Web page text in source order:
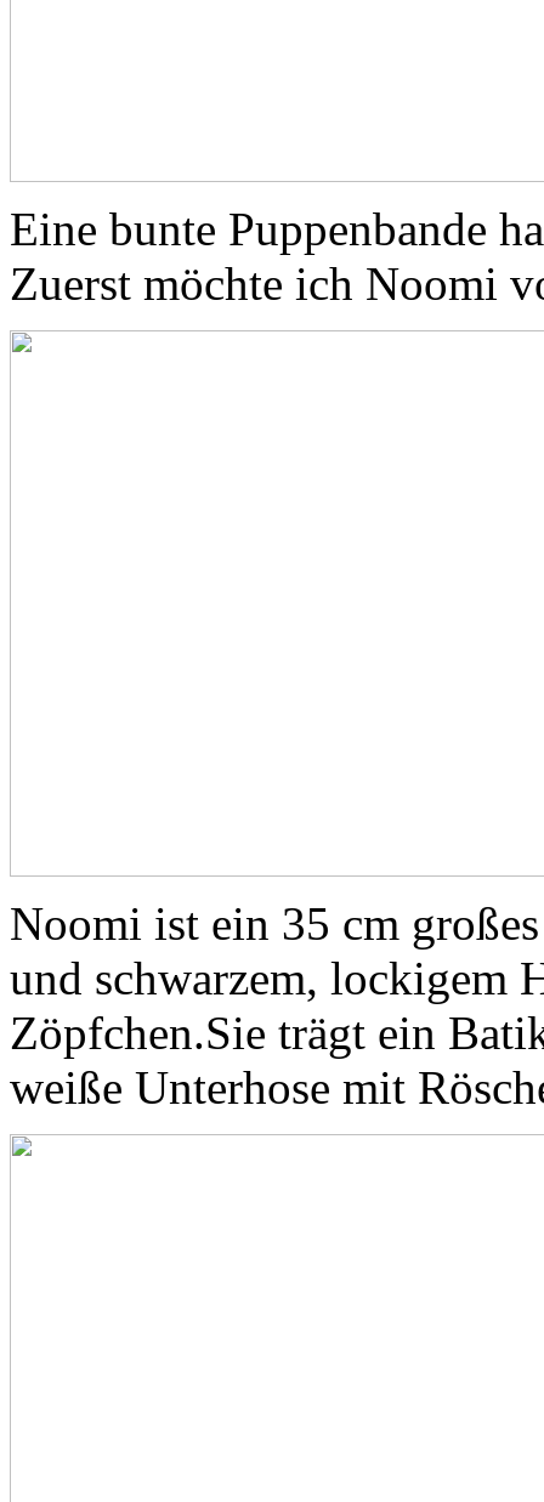
Eine bunte Puppenbande
Zuerst möchte ich Noomi
Noomi ist ein 35 cm
und schwarzem, lockigem
Zöpfchen.Sie trägt ein
weiße Unterhose mit